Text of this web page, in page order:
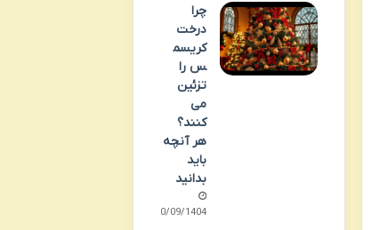
چرا
درخت
کریسم
س را
تزئین
می
کنند؟
هر آنچه
باید
بدانید
20/09/1404